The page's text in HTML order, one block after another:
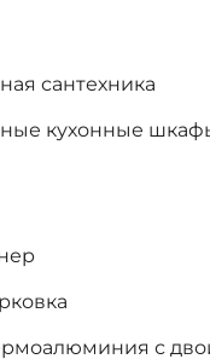
33 м²
805 м²
сантехника
кухонные
с